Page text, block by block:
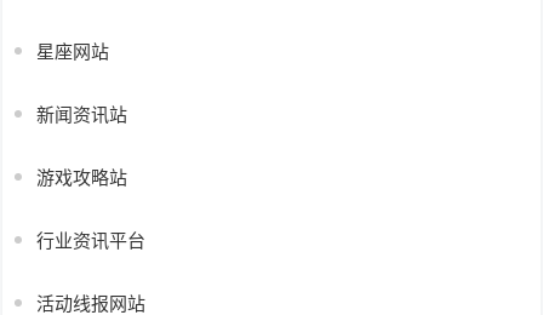
星座网站
新闻资讯站
游戏攻略站
行业资讯平台
活动线报网站